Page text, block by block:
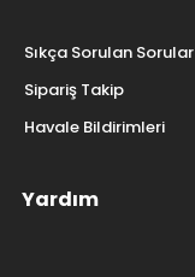
Sıkça Sorulan Sorular
Sipariş Takip
Havale Bildirimleri
Yardım